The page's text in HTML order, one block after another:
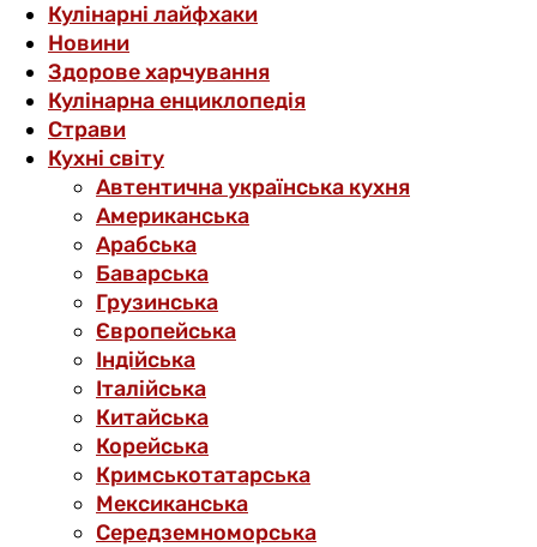
Кулінарні лайфхаки
Новини
Здорове харчування
Кулінарна енциклопедія
Страви
Кухні світу
Автентична українська кухня
Американська
Арабська
Баварська
Грузинська
Європейська
Індійська
Італійська
Китайська
Корейська
Кримськотатарська
Мексиканська
Середземноморська